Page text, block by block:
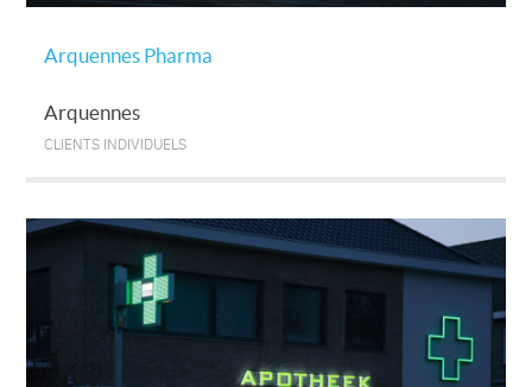
Arquennes Pharma
Arquennes
CLIENTS INDIVIDUELS